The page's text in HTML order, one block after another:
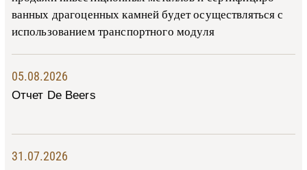
ван­ных дра­го­цен­ных ка­м­ней бу­дет осу­ще­ств­лять­ся с
ис­поль­зо­ва­ни­ем тран­с­пор­т­но­го мо­ду­ля
05.08.2026
Отчет De Beers
31.07.2026